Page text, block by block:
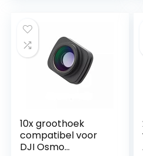
10x groothoek
compatibel voor
DJI Osmo